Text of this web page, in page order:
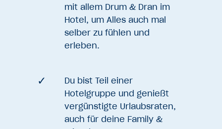
mit allem Drum & Dran im
Hotel, um Alles auch mal
selber zu fühlen und
erleben.
Du bist Teil einer
Hotelgruppe und genießt
vergünstigte Urlaubsraten,
auch für deine Family &